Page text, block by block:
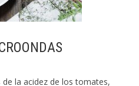
la acidez de los tomates,